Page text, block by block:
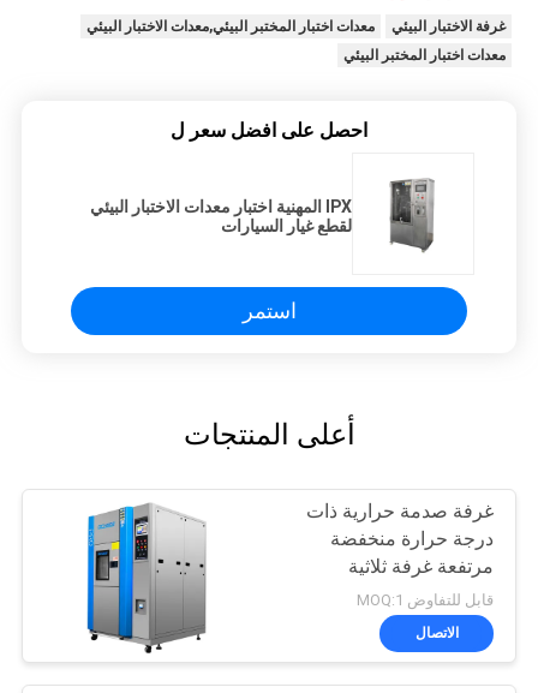
غرفة الاختبار البيئي
معدات اختبار المختبر البيئي,معدات الاختبار البيئي
معدات اختبار المختبر البيئي
احصل على افضل سعر ل
IPX المهنية اختبار معدات الاختبار البيئي
لقطع غيار السيارات
استمر
أعلى المنتجات
غرفة صدمة حرارية ذات
درجة حرارة منخفضة
مرتفعة غرفة ثلاثية
المناطق
قابل للتفاوض MOQ:1
الاتصال